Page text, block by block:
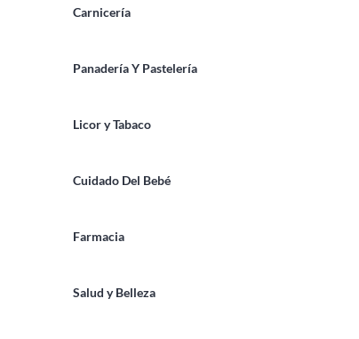
Carnicería
Panadería Y Pastelería
Licor y Tabaco
Cuidado Del Bebé
Farmacia
Salud y Belleza